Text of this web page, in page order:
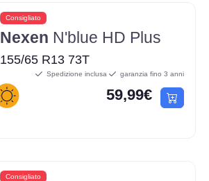
Consigliato
Nexen N'blue HD Plus
155/65 R13 73T
Spedizione inclusa garanzia fino 3 anni
59,99€
Consigliato